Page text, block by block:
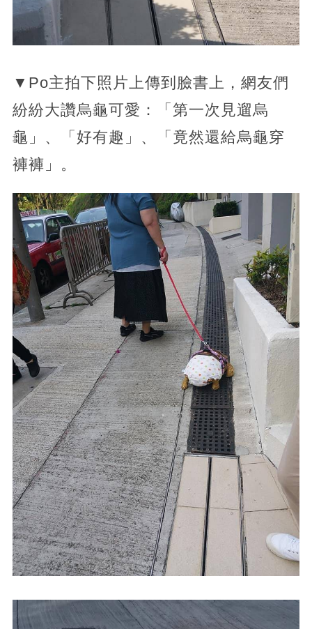
▼Po主拍下照片上傳到臉書上，網友們
紛紛大讚烏龜可愛：「第一次見遛烏
龜」、「好有趣」、「竟然還給烏龜穿
褲褲」。